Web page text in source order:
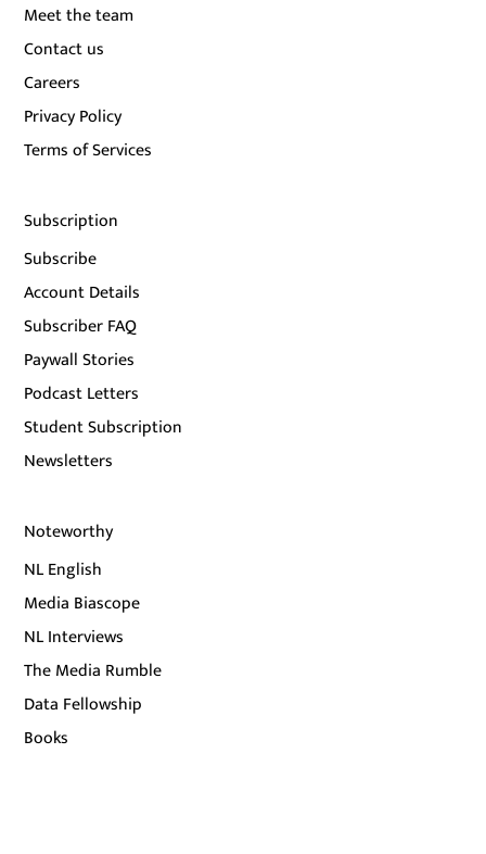
Meet the team
Contact us
Careers
Privacy Policy
Terms of Services
Subscription
Subscribe
Account Details
Subscriber FAQ
Paywall Stories
Podcast Letters
Student Subscription
Newsletters
Noteworthy
NL English
Media Biascope
NL Interviews
The Media Rumble
Data Fellowship
Books